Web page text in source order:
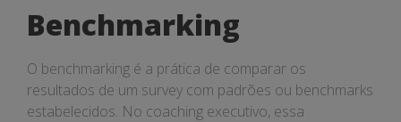
Benchmarking
O benchmarking é a prática de comparar os
resultados de um survey com padrões ou benchmarks
estabelecidos. No coaching executivo, essa